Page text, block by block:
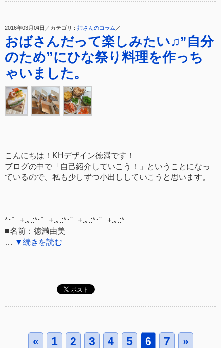
2016年03月04日／カテゴリ： 姉さんのコラム ／
おばさんだって楽しみたい♫”自分
のため”にひな祭り料理を作っち
ゃいました。
こんにちは！KHデザイン徳満です！
ブログの中で「自己紹介していこう！」ということになっ
ているので、私も少しずつ小出ししていこうと思います。
*･゜+.｡.:*･゜+.｡.:*･゜+.｡.:*･゜+.｡.:*
■名前：徳満由美
… ▼続きを読む
« 1 2 3 4 5 6 7 »